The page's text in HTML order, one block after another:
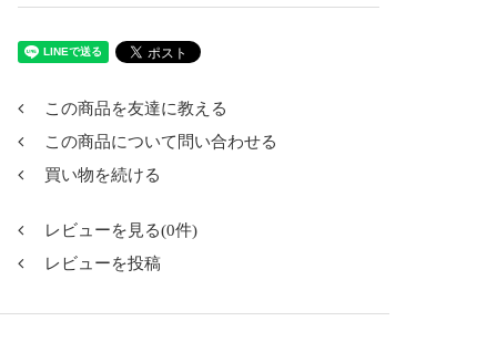
この商品を友達に教える
この商品について問い合わせる
買い物を続ける
レビューを見る(0件)
レビューを投稿